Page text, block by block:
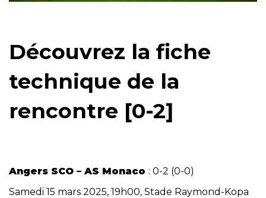
Découvrez la fiche
technique de la
rencontre [0-2]
Angers SCO – AS Monaco : 0-2 (0-0)
Samedi 15 mars 2025, 19h00, Stade Raymond-Kopa